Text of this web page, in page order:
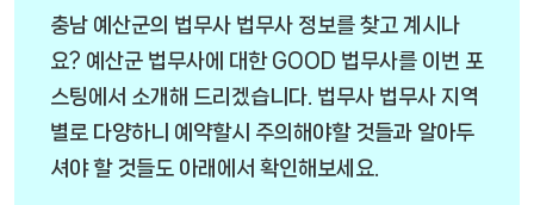
충남 예산군의 법무사 법무사 정보를 찾고 계시나
요? 예산군 법무사에 대한 GOOD 법무사를 이번 포
스팅에서 소개해 드리겠습니다. 법무사 법무사 지역
별로 다양하니 예약할시 주의해야할 것들과 알아두
셔야 할 것들도 아래에서 확인해보세요.